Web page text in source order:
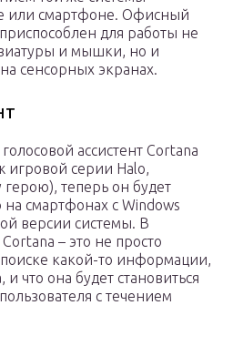
или смартфоне. Офисный
для работы не
и мышки, но и
сенсорных экранах.
ассистент Cortana
игровой серии Halo,
теперь он будет
на смартфонах с Windows
версии системы. В
– это не просто
какой-то информации,
что она будет становиться
с течением